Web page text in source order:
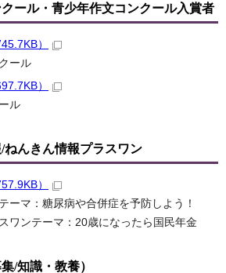
ール・青少年作文コンクール入賞者
）
ール
）
ル
ねんきん情報プラスワン
）
ーマ：糖尿病や合併症を予防しよう！
ワンテーマ：20歳になったら国民年金
/知識・教養）